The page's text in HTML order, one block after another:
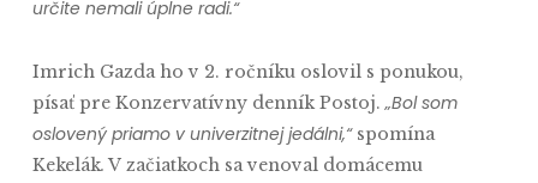
určite nemali úplne radi.“
Imrich Gazda ho v 2. ročníku oslovil s ponukou,
písať pre Konzervatívny denník Postoj.„Bol som
oslovený priamo v univerzitnej jedálni,“ spomína
Kekelák. V začiatkoch sa venoval domácemu